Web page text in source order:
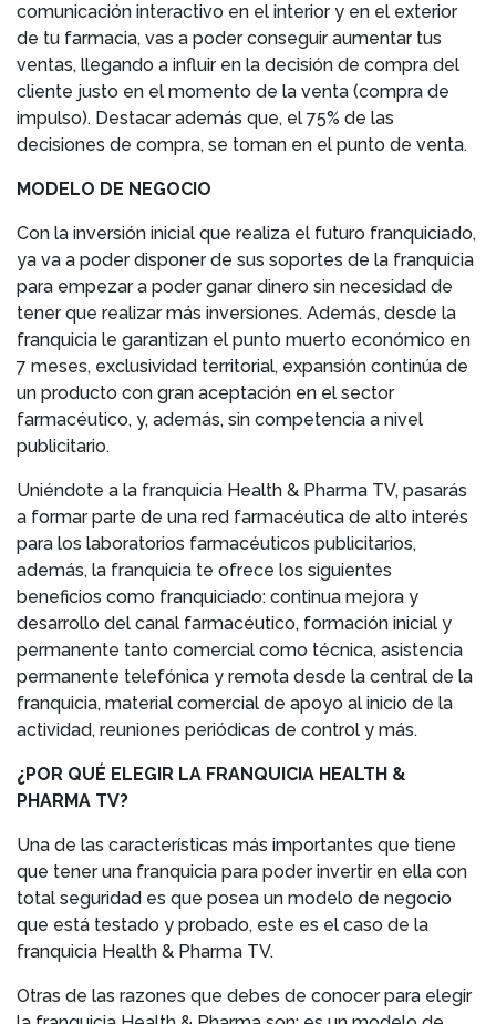
comunicación interactivo en el interior y en el exterior
de tu farmacia, vas a poder conseguir aumentar tus
ventas, llegando a influir en la decisión de compra del
cliente justo en el momento de la venta (compra de
impulso). Destacar además que, el 75% de las
decisiones de compra, se toman en el punto de venta.
MODELO DE NEGOCIO
Con la inversión inicial que realiza el futuro franquiciado,
ya va a poder disponer de sus soportes de la franquicia
para empezar a poder ganar dinero sin necesidad de
tener que realizar más inversiones. Además, desde la
franquicia le garantizan el punto muerto económico en
7 meses, exclusividad territorial, expansión continúa de
un producto con gran aceptación en el sector
farmacéutico, y, además, sin competencia a nivel
publicitario.
Uniéndote a la franquicia Health & Pharma TV, pasarás
a formar parte de una red farmacéutica de alto interés
para los laboratorios farmacéuticos publicitarios,
además, la franquicia te ofrece los siguientes
beneficios como franquiciado: continua mejora y
desarrollo del canal farmacéutico, formación inicial y
permanente tanto comercial como técnica, asistencia
permanente telefónica y remota desde la central de la
franquicia, material comercial de apoyo al inicio de la
actividad, reuniones periódicas de control y más.
¿POR QUÉ ELEGIR LA FRANQUICIA HEALTH &
PHARMA TV?
Una de las características más importantes que tiene
que tener una franquicia para poder invertir en ella con
total seguridad es que posea un modelo de negocio
que está testado y probado, este es el caso de la
franquicia Health & Pharma TV.
Otras de las razones que debes de conocer para elegir